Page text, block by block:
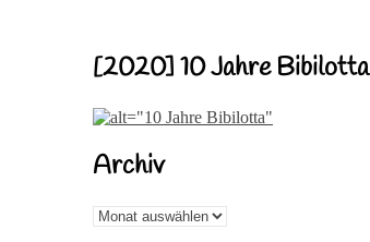
[2020] 10 Jahre Bibilotta
Archiv
Archiv